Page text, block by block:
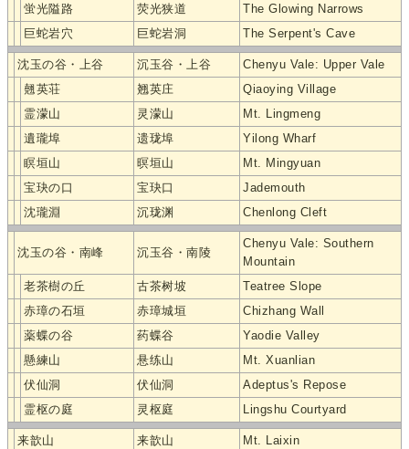
蛍光隘路
荧光狭道
The Glowing Narrows
巨蛇岩穴
巨蛇岩洞 The Serpent's Cave
沈玉の谷・上谷 沉玉谷・上谷
Chenyu Vale: Upper Vale
翹英荘
翘英庄
Qiaoying Village
霊濛山
灵濛山
Mt. Lingmeng
遺瓏埠
遗珑埠
Yilong Wharf
瞑垣山
暝垣山
Mt. Mingyuan
宝玦の口
宝玦口
Jademouth
沈瓏淵
沉珑渊 Chenlong Cleft
沈玉の谷・南峰 沉玉谷・南陵
Chenyu Vale: Southern
Mountain
老茶樹の丘
古茶树坡
Teatree Slope
赤璋の石垣
赤璋城垣
Chizhang Wall
薬蝶の谷
药蝶谷
Yaodie Valley
懸練山
悬练山
Mt. Xuanlian
伏仙洞
伏仙洞
Adeptus's Repose
霊枢の庭
灵枢庭 Lingshu Courtyard
来歆山 来歆山
Mt. Laixin